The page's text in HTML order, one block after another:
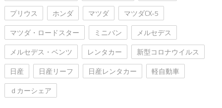
プリウス
ホンダ マツダ
マツダCX-5
マツダ・ロードスター
ミニバン
メルセデス
メルセデス・ベンツ
レンタカー
新型コロナウイルス
日産
日産リーフ 日産レンタカー
軽自動車
ｄカーシェア